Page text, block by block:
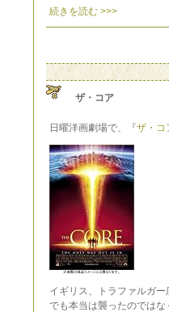
続きを読む >>>
ザ・コア
日曜洋画劇場で、『ザ・コ
イギリス、トラファルガ
でも本当は襲ったのでは